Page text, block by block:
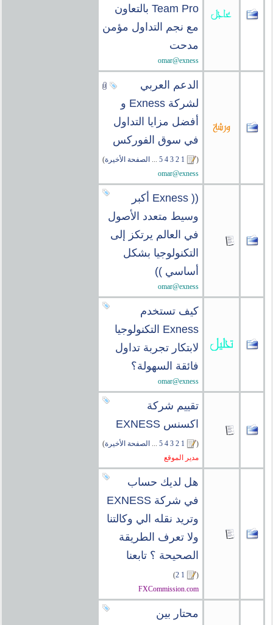
Team Pro بالتعاون
مع نجم التداول مؤمن
مدحت
omar@exness
الدعم العربي
لشركة Exness و
أفضل مزايا التداول
في سوق الفوركس
(
1
2
3
4
5
... الصفحة الأخيرة)
omar@exness
(( Exness أكبر
وسيط متعدد الأصول
في العالم يرتكز إلى
التكنولوجيا بشكل
أساسي ))
omar@exness
كيف تستخدم
Exness التكنولوجيا
لابتكار تجربة تداول
فائقة السهولة؟
omar@exness
تقييم شركة
اكسنس EXNESS
(
1
2
3
4
5
... الصفحة الأخيرة)
مدير الموقع
هل لديك حساب
في شركة EXNESS
وتريد نقله الي وكالتنا
ولا تعرف الطريقة
الصحيحة ؟ تابعنا
(
1
2
)
FXCommission.com
محتار بين